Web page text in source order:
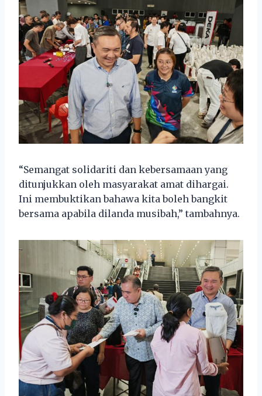
“Semangat solidariti dan kebersamaan yang
ditunjukkan oleh masyarakat amat dihargai.
Ini membuktikan bahawa kita boleh bangkit
bersama apabila dilanda musibah,” tambahnya.